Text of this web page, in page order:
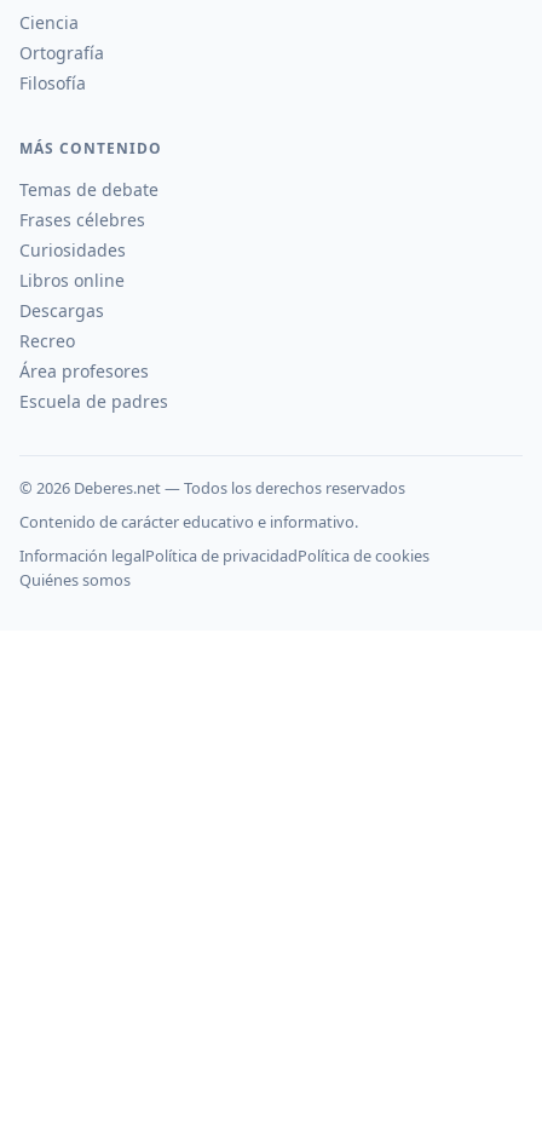
Ciencia
Ortografía
Filosofía
MÁS CONTENIDO
Temas de debate
Frases célebres
Curiosidades
Libros online
Descargas
Recreo
Área profesores
Escuela de padres
© 2026 Deberes.net — Todos los derechos reservados
Contenido de carácter educativo e informativo.
Información legalPolítica de privacidadPolítica de cookies
Quiénes somos